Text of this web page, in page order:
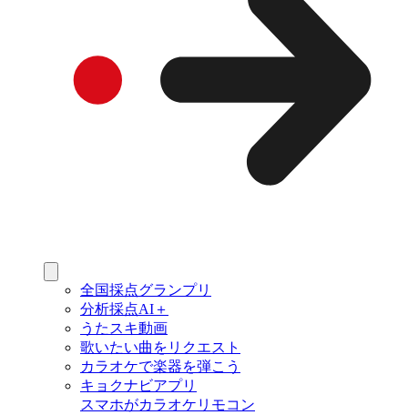
全国採点グランプリ
分析採点AI＋
うたスキ動画
歌いたい曲をリクエスト
カラオケで楽器を弾こう
キョクナビアプリ
スマホがカラオケリモコン